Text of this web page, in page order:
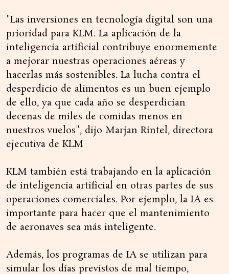
"Las inversiones en tecnología digital son una
prioridad para KLM. La aplicación de la
inteligencia artificial contribuye enormemente
a mejorar nuestras operaciones aéreas y
hacerlas más sostenibles. La lucha contra el
desperdicio de alimentos es un buen ejemplo
de ello, ya que cada año se desperdician
decenas de miles de comidas menos en
nuestros vuelos", dijo Marjan Rintel, directora
ejecutiva de KLM
KLM también está trabajando en la aplicación
de inteligencia artificial en otras partes de sus
operaciones comerciales. Por ejemplo, la IA es
importante para hacer que el mantenimiento
de aeronaves sea más inteligente.
Además, los programas de IA se utilizan para
simular los días previstos de mal tiempo,